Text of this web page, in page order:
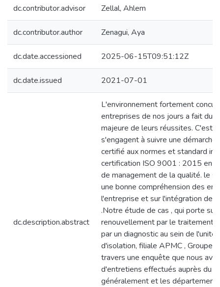
dc.contributor.advisor Zellal, Ahlem
dc.contributor.author Zenagui, Aya
dc.date.accessioned 2025-06-15T09:51:12Z
dc.date.issued 2021-07-01
dc.description.abstract
L'environnement fortement
entreprises de nos jours a fait du
majeure de leurs réussites. C'est
s'engagent à suivre une
certifié aux normes et standard
certification ISO 9001 : 2015 en
de management de la qualité. le
une bonne compréhension des
l'entreprise et sur l'intégration
.Notre étude de cas , qui porte
renouvellement par le traitement
par un diagnostic au sein de
d'isolation, filiale APMC , Groupe
travers une enquête que nous
d'entretiens effectués auprès du
généralement et les département